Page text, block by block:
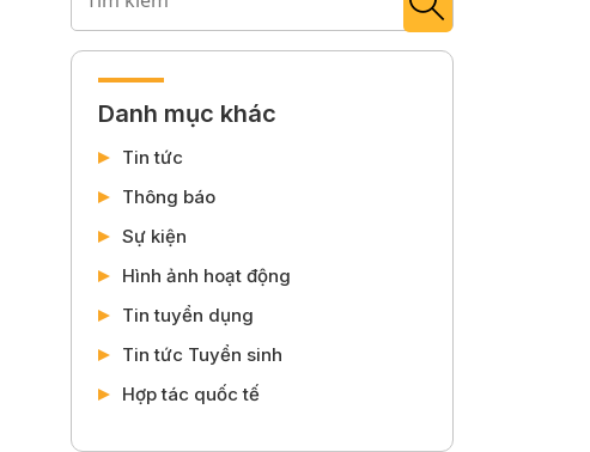
Danh mục khác
Tin tức
Thông báo
Sự kiện
Hình ảnh hoạt động
Tin tuyển dụng
Tin tức Tuyển sinh
Hợp tác quốc tế